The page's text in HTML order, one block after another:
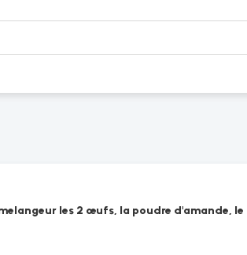
les 2 œufs, la poudre d'amande, le